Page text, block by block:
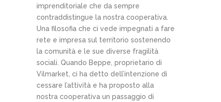
imprenditoriale che da sempre
contraddistingue la nostra cooperativa.
Una filosofia che ci vede impegnati a fare
rete e impresa sul territorio sostenendo
la comunità e le sue diverse fragilità
sociali. Quando Beppe, proprietario di
Vilmarket, ci ha detto dell’intenzione di
cessare l’attività e ha proposto alla
nostra cooperativa un passaggio di